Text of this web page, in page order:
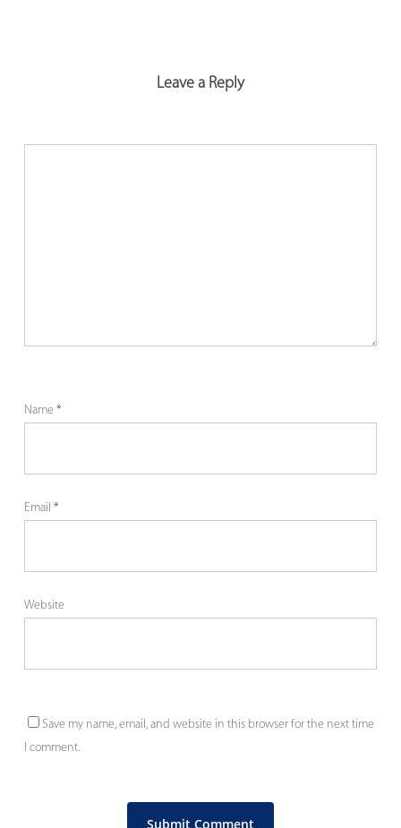
Leave a Reply
Name *
Email *
Website
Save my name, email, and website in this browser for the next time
I comment.